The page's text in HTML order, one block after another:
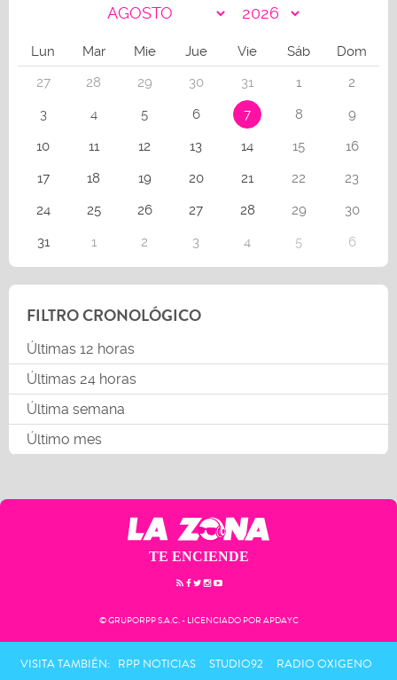
Lun Mar Mie Jue Vie Sáb
Dom
27
28 29 30 31 1
2
3
4 5 6 7 8
9
10
11 12 13 14 15
16
17
18 19 20 21 22
23
24
25 26 27 28 29
30
31
1 2 3 4 5 6
FILTRO CRONOLÓGICO
Últimas 12 horas
Últimas 24 horas
Última semana
Último mes
TE ENCIENDE
© GRUPORPP S.A.C. - LICENCIADO POR APDAYC
VISITA TAMBIÉN: RPP NOTICIAS STUDIO92 RADIO OXIGENO